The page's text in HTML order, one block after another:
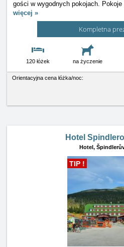
gości w wygodnych pokojach.
więcej »
Kompletna
120 łóżek na życzenie
Orientacyjna cena łóżka/noc:
Hotel
Hotel,
TIP !